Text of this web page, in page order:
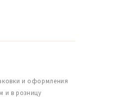
и оформления
и в розницу